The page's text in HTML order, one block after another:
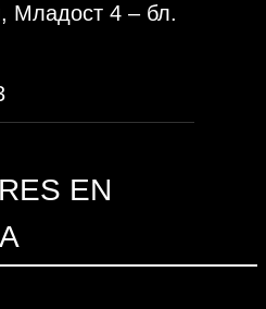
Младост 4 – бл.
EN